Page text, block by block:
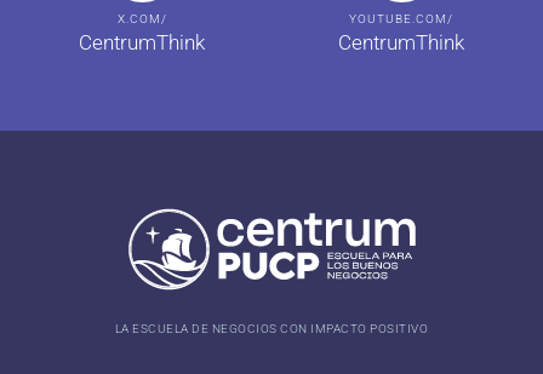
X.COM/
CentrumThink
YOUTUBE.COM/
CentrumThink
LA ESCUELA DE NEGOCIOS CON IMPACTO POSITIVO